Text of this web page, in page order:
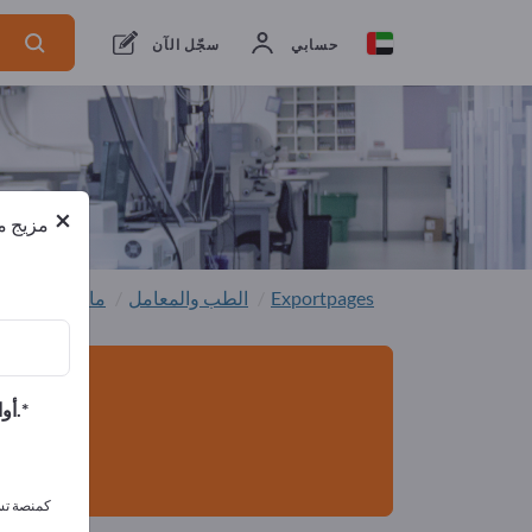
سجّل الآن حسابي من المصدرين من المصنعين2
Exportpages الطب والمعامل ماكينات
× مزيج
أوافق على تلقي الرسائل الإخبارية الخاصة بك وأوافق على بيان خصوصية البيانات.